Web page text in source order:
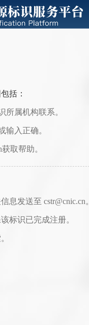
括：
所属机构联系。
输入正确。
取帮助。
息发送至 cstr@cnic.cn
标识已完成注册。